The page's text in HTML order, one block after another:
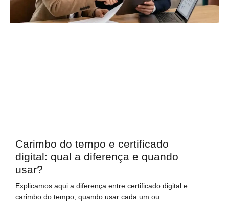
Carimbo do tempo e certificado
digital: qual a diferença e quando
usar?
Explicamos aqui a diferença entre certificado digital e
carimbo do tempo, quando usar cada um ou